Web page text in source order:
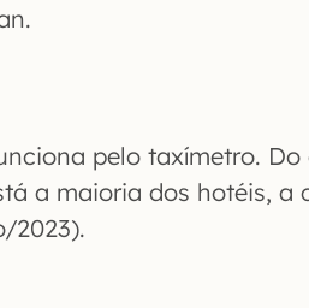
pelo taxímetro.
a maioria dos hotéis, a
2023).